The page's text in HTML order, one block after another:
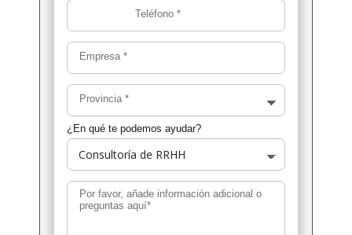
Teléfono*
Empresa*
Provincia*
¿En qué te podemos ayudar?
Por favor, añade información adicional o
preguntas aquí*